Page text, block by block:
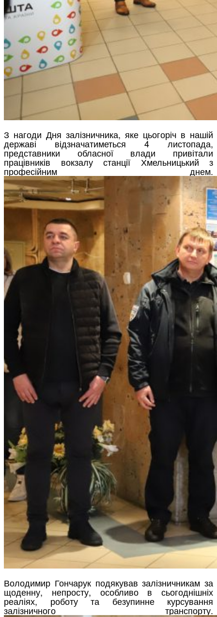
З нагоди Дня залізничника, яке цьогоріч в нашій
державі відзначатиметься 4 листопада,
представники обласної влади привітали
працівників вокзалу станції Хмельницький з
професійним днем.
Володимир Гончарук подякував залізничникам за
щоденну, непросту, особливо в сьогоднішніх
реаліях, роботу та безупинне курсування
залізничного транспорту.